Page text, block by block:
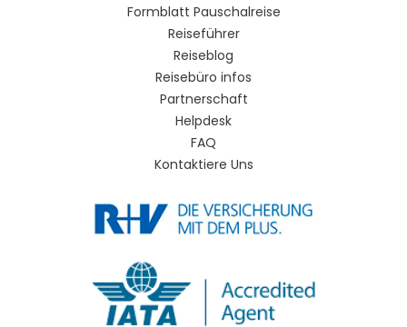
Formblatt Pauschalreise
Reiseführer
Reiseblog
Reisebüro infos
Partnerschaft
Helpdesk
FAQ
Kontaktiere Uns